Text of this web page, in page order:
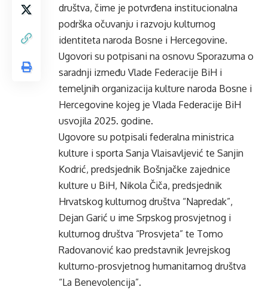
društva, čime je potvrđena institucionalna
podrška očuvanju i razvoju kulturnog
identiteta naroda Bosne i Hercegovine.
Ugovori su potpisani na osnovu Sporazuma o
saradnji između Vlade Federacije BiH i
temeljnih organizacija kulture naroda Bosne i
Hercegovine kojeg je Vlada Federacije BiH
usvojila 2025. godine.
Ugovore su potpisali federalna ministrica
kulture i sporta Sanja Vlaisavljević te Sanjin
Kodrić, predsjednik Bošnjačke zajednice
kulture u BiH, Nikola Čiča, predsjednik
Hrvatskog kulturnog društva “Napredak”,
Dejan Garić u ime Srpskog prosvjetnog i
kulturnog društva “Prosvjeta” te Tomo
Radovanović kao predstavnik Jevrejskog
kulturno-prosvjetnog humanitarnog društva
“La Benevolencija”.